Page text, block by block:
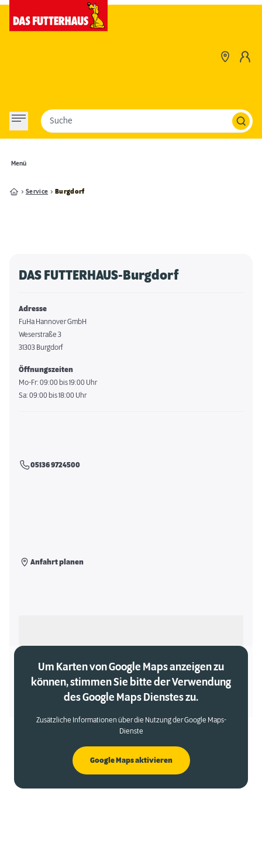
Menü
Suche
Service Burgdorf
DAS FUTTERHAUS-Burgdorf
Adresse
FuHa Hannover GmbH
Weserstraße 3
31303 Burgdorf
Öffnungszeiten
Mo-Fr: 09:00 bis 19:00 Uhr
Sa: 09:00 bis 18:00 Uhr
05136 9724500
Anfahrt planen
Um Karten von Google Maps anzeigen zu
können, stimmen Sie bitte der Verwendung
des Google Maps Dienstes zu.
Zusätzliche Informationen über die Nutzung der Google Maps-
Dienste
Google Maps aktivieren